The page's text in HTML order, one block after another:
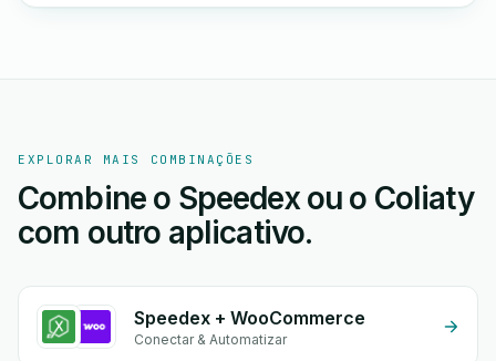
EXPLORAR MAIS COMBINAÇÕES
Combine o Speedex ou o Coliaty
com outro aplicativo.
Speedex + WooCommerce
Conectar & Automatizar